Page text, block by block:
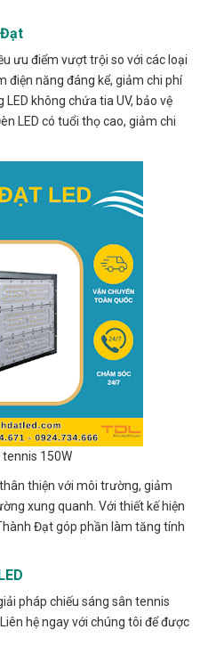
ưu điểm vượt trội so với các loại
điện năng đáng kể, giảm chi phí
không chứa tia UV, bảo vệ
LED có tuổi thọ cao, giảm chi
tennis 150W
thiện với môi trường, giảm
xung quanh. Với thiết kế hiện
Đạt góp phần làm tăng tính
pháp chiếu sáng sân tennis
hệ ngay với chúng tôi để được